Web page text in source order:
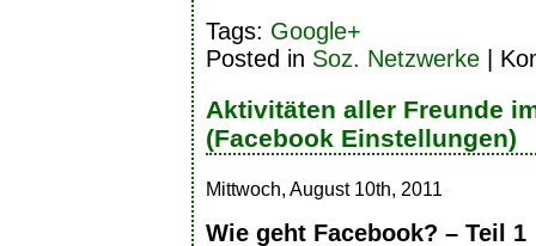
Tags: Google+
Posted in Soz. Netzwerke
Aktivitäten aller Freunde
(Facebook Einstellungen)
Mittwoch, August 10th, 2011
Wie geht Facebook? – Teil 1